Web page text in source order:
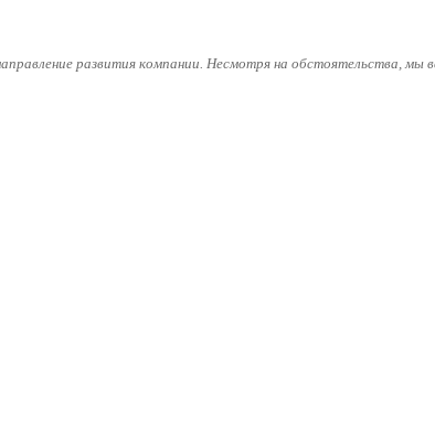
развития компании. Несмотря на обстоятельства,